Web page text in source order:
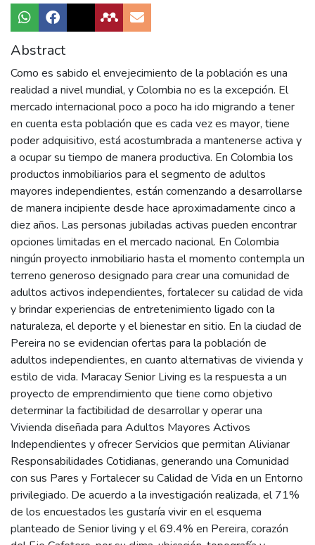
Abstract
Como es sabido el envejecimiento de la población es una
realidad a nivel mundial, y Colombia no es la excepción. El
mercado internacional poco a poco ha ido migrando a tener
en cuenta esta población que es cada vez es mayor, tiene
poder adquisitivo, está acostumbrada a mantenerse activa y
a ocupar su tiempo de manera productiva. En Colombia los
productos inmobiliarios para el segmento de adultos
mayores independientes, están comenzando a desarrollarse
de manera incipiente desde hace aproximadamente cinco a
diez años. Las personas jubiladas activas pueden encontrar
opciones limitadas en el mercado nacional. En Colombia
ningún proyecto inmobiliario hasta el momento contempla un
terreno generoso designado para crear una comunidad de
adultos activos independientes, fortalecer su calidad de vida
y brindar experiencias de entretenimiento ligado con la
naturaleza, el deporte y el bienestar en sitio. En la ciudad de
Pereira no se evidencian ofertas para la población de
adultos independientes, en cuanto alternativas de vivienda y
estilo de vida. Maracay Senior Living es la respuesta a un
proyecto de emprendimiento que tiene como objetivo
determinar la factibilidad de desarrollar y operar una
Vivienda diseñada para Adultos Mayores Activos
Independientes y ofrecer Servicios que permitan Alivianar
Responsabilidades Cotidianas, generando una Comunidad
con sus Pares y Fortalecer su Calidad de Vida en un Entorno
privilegiado. De acuerdo a la investigación realizada, el 71%
de los encuestados les gustaría vivir en el esquema
planteado de Senior living y el 69.4% en Pereira, corazón